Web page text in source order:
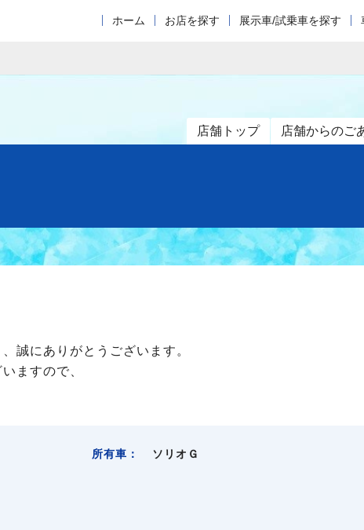
ホーム お店を探す 展示車/試乗車を探す
店舗トップ 店舗からのご
誠にありがとうございます。
ますので、
所有車： ソリオＧ